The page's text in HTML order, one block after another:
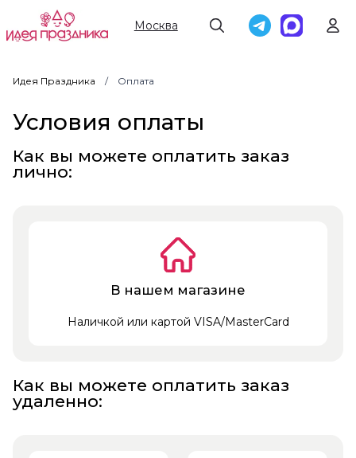
Москва
Идея Праздника Оплата
Условия оплаты
Как вы можете оплатить заказ
лично:
В нашем магазине
Наличкой или картой VISA/MasterCard
Как вы можете оплатить заказ
удаленно: